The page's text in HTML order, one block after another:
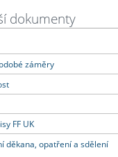
dokumenty
záměry
FF UK
děkana, opatření a sdělení